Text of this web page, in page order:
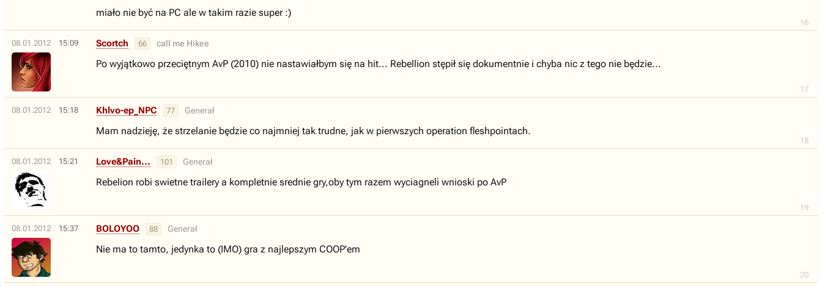
16
miało nie być na PC ale w takim razie super :)
08.01.2012 15:09
17
Scortch 66 call me Hikee
Po wyjątkowo przeciętnym AvP (2010) nie nastawiałbym się na hit... Rebellion stępił się dokumentnie i chyba nic z tego nie będzie...
08.01.2012 15:18
18
Khlvo-ep_NPC 77 Generał
Mam nadzieję, że strzelanie będzie co najmniej tak trudne, jak w pierwszych operation fleshpointach.
08.01.2012 15:21
19
Love&Pain... 101 Generał
Rebelion robi swietne trailery a kompletnie srednie gry,oby tym razem wyciagneli wnioski po AvP
08.01.2012 15:37
20
BOLOYOO 88 Generał
Nie ma to tamto, jedynka to (IMO) gra z najlepszym COOP'em